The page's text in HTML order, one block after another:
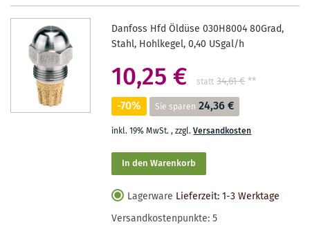
Danfoss Hfd Öldüse 030H8004 80Grad,
Stahl, Hohlkegel, 0,40 USgal/h
10,25 € statt 34,61 €**
-70% Sie sparen 24,36 €
inkl. 19% MwSt.,zzgl.Versandkosten
In den Warenkorb
Lagerware Lieferzeit: 1-3 Werktage
Versandkostenpunkte:5